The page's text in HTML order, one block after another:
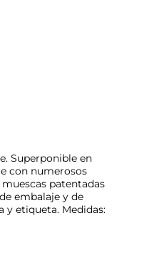
Superponible en
con numerosos
patentadas
embalaje y de
y etiqueta. Medidas: